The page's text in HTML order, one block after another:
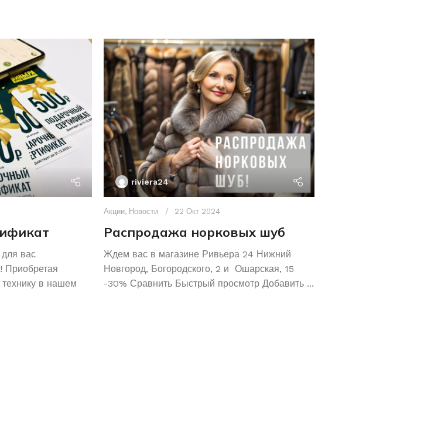
вас
Приобретая
в нашем
riviera24
Акции, Новости 22 Окт 2024
Распродажа норковых шуб
Ждем вас в магазине Ривьера 24 Нижний
Новгород, Богородского, 2 и Ошарская, 15
-30% Сравнить Быстрый просмотр Добавить ...